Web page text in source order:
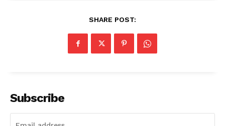
SHARE POST:
Subscribe